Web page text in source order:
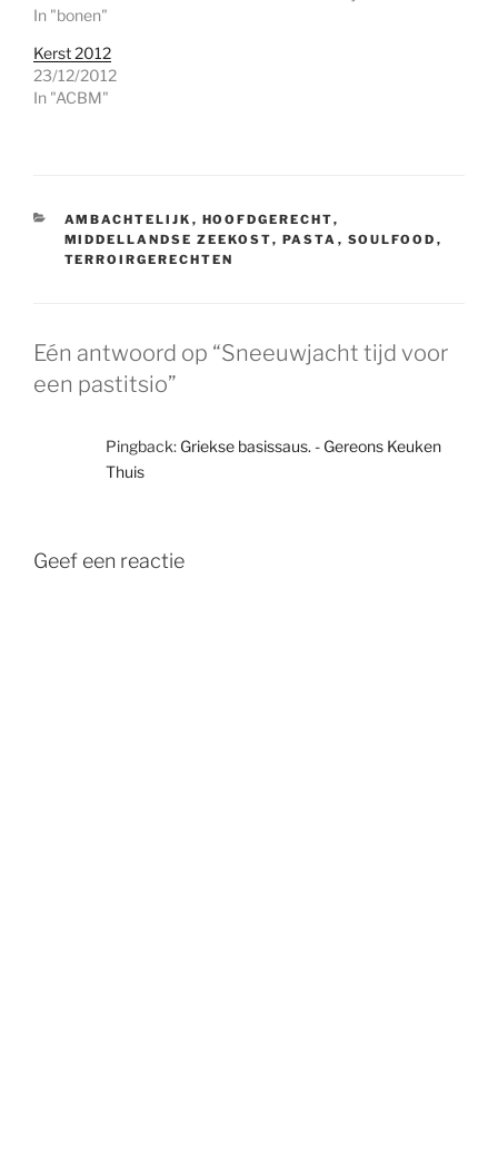
In "bonen"
Kerst 2012
23/12/2012
In "ACBM"
CATEGORIEËN
AMBACHTELIJK , HOOFDGERECHT,
MIDDELLANDSE ZEEKOST, PASTA , SOULFOOD ,
TERROIRGERECHTEN
Eén antwoord op “Sneeuwjacht tijd voor
een pastitsio”
Pingback: Griekse basissaus. - Gereons Keuken
Thuis
Geef een reactie